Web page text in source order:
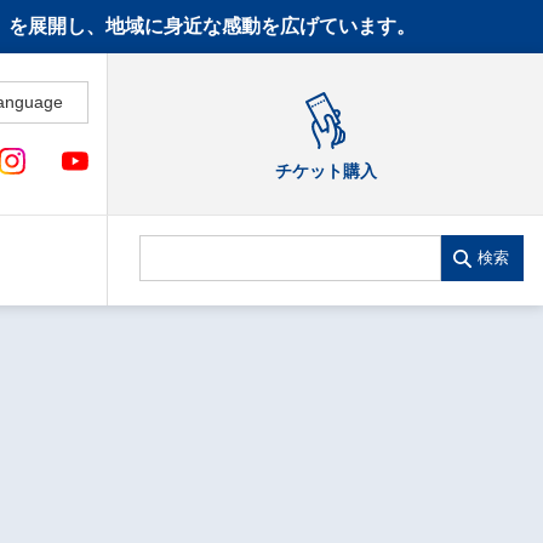
展開し、地域に身近な感動を広げています。
チケット購入
検索